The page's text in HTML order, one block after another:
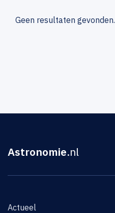
Geen resultaten gevonden.
Astronomie.nl
Actueel